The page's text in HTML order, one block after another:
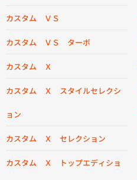
カスタム ＶＳ
カスタム ＶＳ ターボ
カスタム Ｘ
カスタム Ｘ スタイルセレクシ
ョン
カスタム Ｘ セレクション
カスタム Ｘ トップエディショ